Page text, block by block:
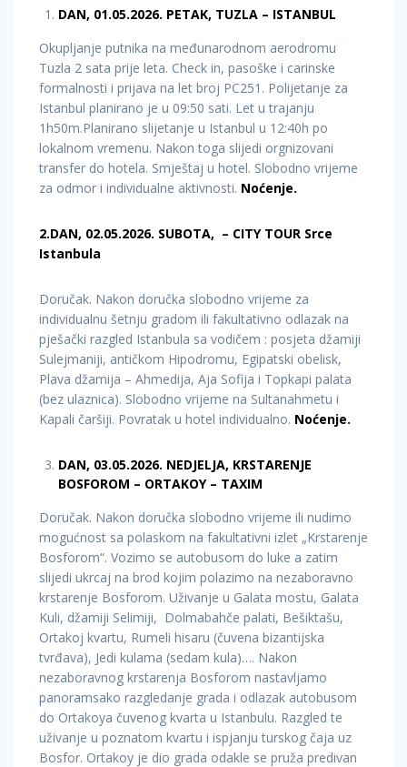
DAN, 01.05.2026. PETAK, TUZLA – ISTANBUL
Okupljanje putnika na međunarodnom aerodromu
Tuzla 2 sata prije leta. Check in, pasoške i carinske
formalnosti i prijava na let broj PC251. Polijetanje za
Istanbul planirano je u 09:50 sati. Let u trajanju
1h50m.Planirano slijetanje u Istanbul u 12:40h po
lokalnom vremenu. Nakon toga slijedi orgnizovani
transfer do hotela. Smještaj u hotel. Slobodno vrijeme
za odmor i individualne aktivnosti. Noćenje.
2.DAN, 02.05.2026. SUBOTA, – CITY TOUR Srce
Istanbula
Doručak. Nakon doručka slobodno vrijeme za
individualnu šetnju gradom ili fakultativno odlazak na
pješački razgled Istanbula sa vodičem : posjeta džamiji
Sulejmaniji, antičkom Hipodromu, Egipatski obelisk,
Plava džamija – Ahmedija, Aja Sofija i Topkapi palata
(bez ulaznica). Slobodno vrijeme na Sultanahmetu i
Kapali čaršiji. Povratak u hotel individualno. Noćenje.
DAN, 03.05.2026. NEDJELJA, KRSTARENJE
BOSFOROM – ORTAKOY – TAXIM
Doručak. Nakon doručka slobodno vrijeme ili nudimo
mogućnost sa polaskom na fakultativni izlet „Krstarenje
Bosforom“. Vozimo se autobusom do luke a zatim
slijedi ukrcaj na brod kojim polazimo na nezaboravno
krstarenje Bosforom. Uživanje u Galata mostu, Galata
Kuli, džamiji Selimiji, Dolmabahče palati, Bešiktašu,
Ortakoj kvartu, Rumeli hisaru (čuvena bizantijska
tvrđava), Jedi kulama (sedam kula)…. Nakon
nezaboravnog krstarenja Bosforom nastavljamo
panoramsako razgledanje grada i odlazak autobusom
do Ortakoya čuvenog kvarta u Istanbulu. Razgled te
uživanje u poznatom kvartu i ispjanju turskog čaja uz
Bosfor. Ortakoy je dio grada odakle se pruža predivan